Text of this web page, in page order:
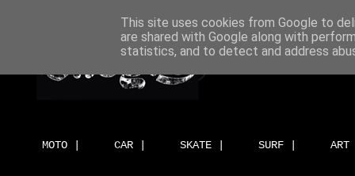
MOTO | CAR | SKATE | SURF |
This site uses cookies from Google to
are shared with Google along with
statistics, and to detect and address